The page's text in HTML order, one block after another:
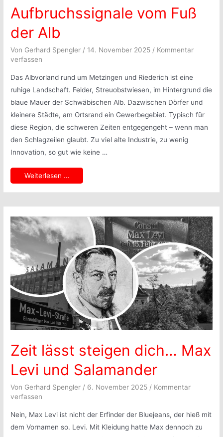
Aufbruchssignale vom Fuß
der Alb
Von Gerhard Spengler / 14. November 2025 / Kommentar
verfassen
Das Albvorland rund um Metzingen und Riederich ist eine
ruhige Landschaft. Felder, Streuobstwiesen, im Hintergrund die
blaue Mauer der Schwäbischen Alb. Dazwischen Dörfer und
kleinere Städte, am Ortsrand ein Gewerbegebiet. Typisch für
diese Region, die schweren Zeiten entgegengeht – wenn man
den Schlagzeilen glaubt. Zu viel alte Industrie, zu wenig
Innovation, so gut wie keine …
Aufbruchssignale
vom
Fuß
der
Weiterlesen …
Zeit lässt steigen dich… Max
Levi und Salamander
Von Gerhard Spengler / 6. November 2025 / Kommentar
verfassen
Nein, Max Levi ist nicht der Erfinder der Bluejeans, der hieß mit
dem Vornamen so. Levi. Mit Kleidung hatte Max dennoch zu